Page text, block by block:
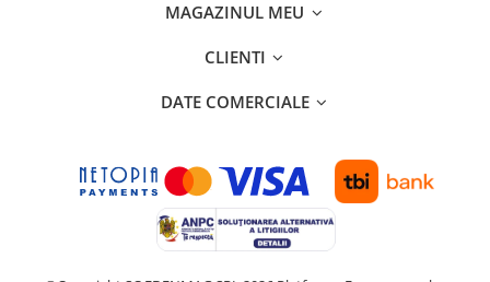
MAGAZINUL MEU
CLIENTI
DATE COMERCIALE